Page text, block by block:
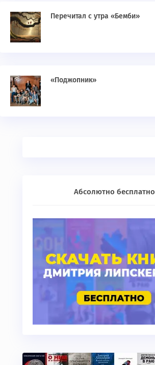
Перечитал с утра «Бемби»
«Поджопник»
Абсолютно бесплатно